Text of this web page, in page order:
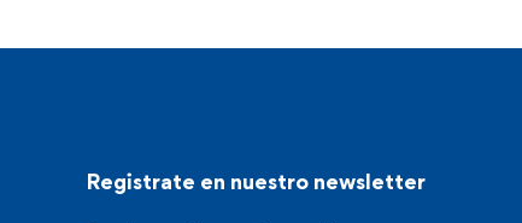
Registrate en nuestro newsletter